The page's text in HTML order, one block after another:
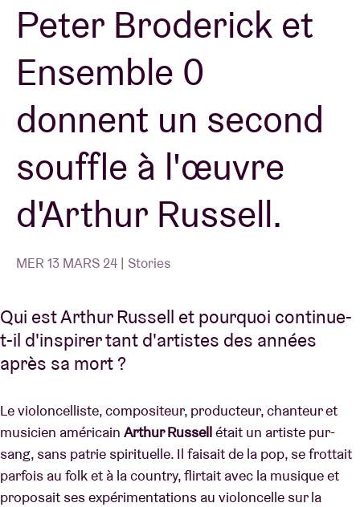
BRDCST
ABtv
Chèque-concert
À propos de l'AB
Contact
Peter Broderick et
Ensemble 0
donnent un second
souffle à l'œuvre
d'Arthur Russell.
MER 13 MARS 24 | Stories
Qui est Arthur Russell et pourquoi continue-
t-il d'inspirer tant d'artistes des années
après sa mort ?
Le violoncelliste, compositeur, producteur, chanteur et
musicien américain Arthur Russellétait un artiste pur-
sang, sans patrie spirituelle. Il faisait de la pop, se frottait
parfois au folk et à la country, flirtait avec la musique et
proposait ses expérimentations au violoncelle sur la